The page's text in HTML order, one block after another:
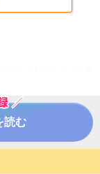
キッドVS京極真」の2編を
怪盗キッドVS京極真」
極真が立ちはだかる！ ス
！
レクション 名探偵コ
読む